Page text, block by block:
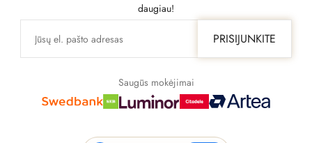
daugiau!
PRISIJUNKITE
Saugūs mokėjimai